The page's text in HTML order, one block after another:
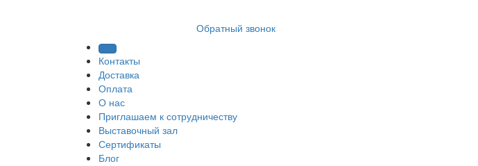
Обратный звонок
Контакты
Доставка
Оплата
О нас
Приглашаем к сотрудничеству
Выставочный зал
Сертификаты
Блог